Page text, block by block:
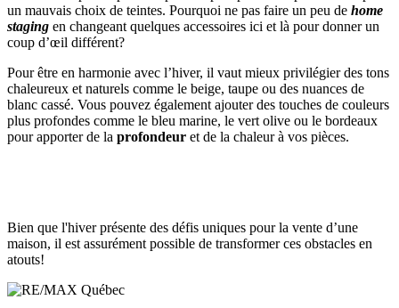
un mauvais choix de teintes. Pourquoi ne pas faire un peu de home
staging en changeant quelques accessoires ici et là pour donner un
coup d’œil différent?
Pour être en harmonie avec l’hiver, il vaut mieux privilégier des tons
chaleureux et naturels comme le beige, taupe ou des nuances de
blanc cassé. Vous pouvez également ajouter des touches de couleurs
plus profondes comme le bleu marine, le vert olive ou le bordeaux
pour apporter de la profondeur et de la chaleur à vos pièces.
Bien que l'hiver présente des défis uniques pour la vente d’une
maison, il est assurément possible de transformer ces obstacles en
atouts!